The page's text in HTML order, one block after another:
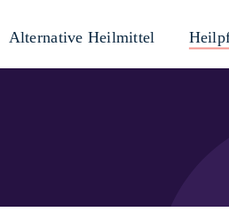
Alternative Heilmittel